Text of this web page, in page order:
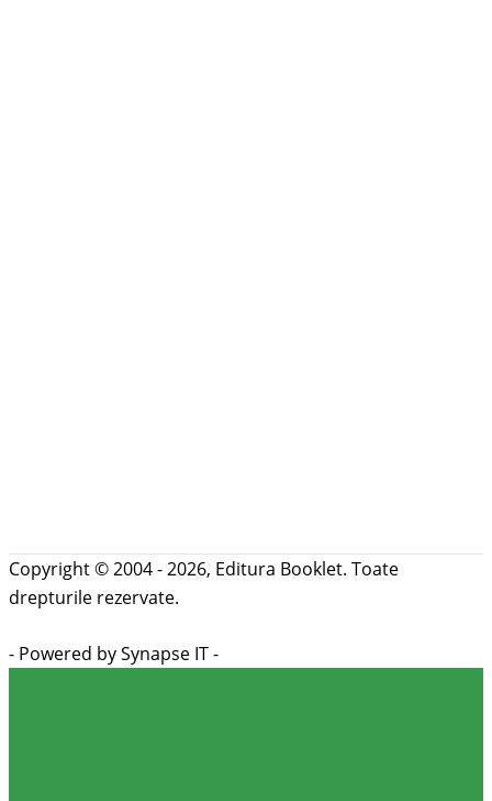
Copyright © 2004 - 2026, Editura Booklet. Toate
drepturile rezervate.
- Powered by Synapse IT -